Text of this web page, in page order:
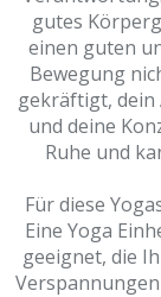
gutes
einen guten
Bewegung
gekräftigt, dein
und deine
Ruhe und
Für diese
Eine Yoga
geeignet, die